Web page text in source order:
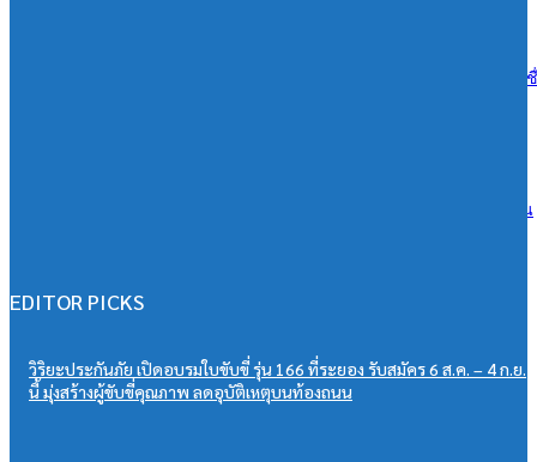
เอสซีจี ผนึก ม.มหิดล ยกระดับ Work-based Learning ปั้น Future Talent เ
วิริยะประกันภัย หนุนเยาวชนสู่เวทีวิชาการประกันภัย มอบทุนสนับสนุน
EDITOR PICKS
วิริยะประกันภัย เปิดอบรมใบขับขี่ รุ่น 166 ที่ระยอง รับสมัคร 6 ส.ค. – 4 ก.ย.
นี้ มุ่งสร้างผู้ขับขี่คุณภาพ ลดอุบัติเหตุบนท้องถนน